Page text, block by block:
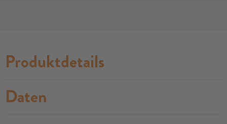
Produktdetails
Daten